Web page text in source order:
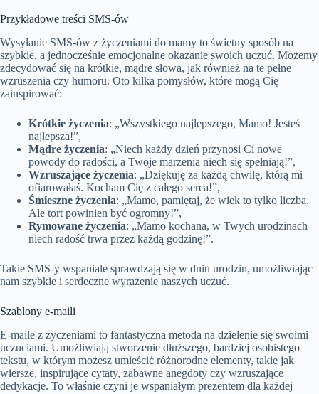
Przykładowe treści SMS-ów
Wysyłanie SMS-ów z życzeniami do mamy to świetny sposób na
szybkie, a jednocześnie emocjonalne okazanie swoich uczuć. Możemy
zdecydować się na krótkie, mądre słowa, jak również na te pełne
wzruszenia czy humoru. Oto kilka pomysłów, które mogą Cię
zainspirować:
Krótkie życzenia: „Wszystkiego najlepszego, Mamo! Jesteś
najlepsza!”,
Mądre życzenia: „Niech każdy dzień przynosi Ci nowe
powody do radości, a Twoje marzenia niech się spełniają!”,
Wzruszające życzenia: „Dziękuję za każdą chwilę, którą mi
ofiarowałaś. Kocham Cię z całego serca!”,
Śmieszne życzenia: „Mamo, pamiętaj, że wiek to tylko liczba.
Ale tort powinien być ogromny!”,
Rymowane życzenia: „Mamo kochana, w Twych urodzinach
niech radość trwa przez każdą godzinę!”.
Takie SMS-y wspaniale sprawdzają się w dniu urodzin, umożliwiając
nam szybkie i serdeczne wyrażenie naszych uczuć.
Szablony e-maili
E-maile z życzeniami to fantastyczna metoda na dzielenie się swoimi
uczuciami. Umożliwiają stworzenie dłuższego, bardziej osobistego
tekstu, w którym możesz umieścić różnorodne elementy, takie jak
wiersze, inspirujące cytaty, zabawne anegdoty czy wzruszające
dedykacje. To właśnie czyni je wspaniałym prezentem dla każdej